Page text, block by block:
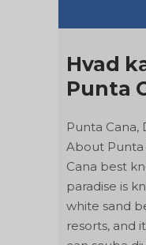
Hvad
Punta
Punta
About Punta
Cana best
paradise is
white sand
resorts, and